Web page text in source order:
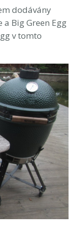
dodávány
Big Green Egg
v tomto